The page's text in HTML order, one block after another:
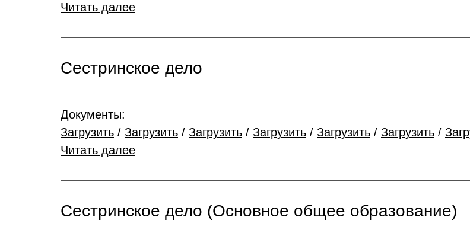
Читать далее
Сестринское дело
Документы:
Загрузить / Загрузить / Загрузить / Загрузить / Загрузить / Загрузить /
Читать далее
Сестринское дело (Основное общее образование)